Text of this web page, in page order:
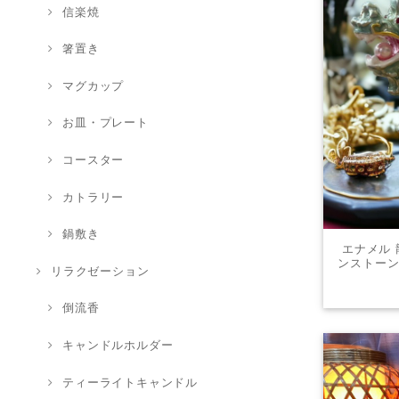
信楽焼
箸置き
マグカップ
お皿・プレート
コースター
カトラリー
鍋敷き
リラクゼーション
倒流香
キャンドルホルダー
ティーライトキャンドル
エナメル
ンストー